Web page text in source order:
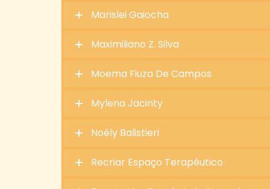
Marislei Gaiocha
Maximiliano Z. Silva
Moema Fiuza De Campos
Mylena Jacinty
Noély Balistieri
Recriar Espaço Terapêutico